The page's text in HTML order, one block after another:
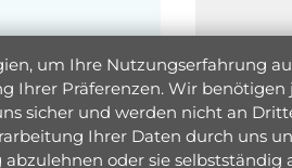
um Ihre Nutzungserfahrung
Ihrer Präferenzen. Wir
sicher und werden nicht an
Ihrer Daten durch uns
oder sie